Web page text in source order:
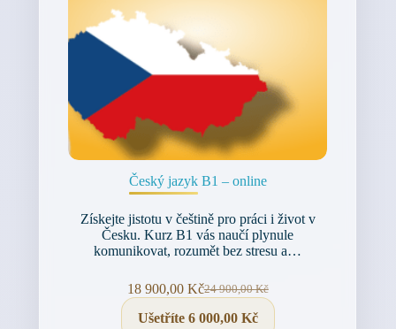
Český jazyk B1 – online
Získejte jistotu v češtině pro práci i život v
Česku. Kurz B1 vás naučí plynule
komunikovat, rozumět bez stresu a…
24 900,00Kč
Původní
cena
18 900,00 KčAktuální
cena
Ušetříte 6 000,00 Kč